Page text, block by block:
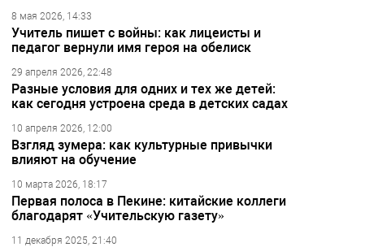
8 мая 2026, 14:33
Учитель пишет с войны: как лицеисты и
педагог вернули имя героя на обелиск
29 апреля 2026, 22:48
Разные условия для одних и тех же детей:
как сегодня устроена среда в детских садах
10 апреля 2026, 12:00
Взгляд зумера: как культурные привычки
влияют на обучение
10 марта 2026, 18:17
Первая полоса в Пекине: китайские коллеги
благодарят «Учительскую газету»
11 декабря 2025, 21:40